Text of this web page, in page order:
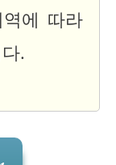
에 따라
.